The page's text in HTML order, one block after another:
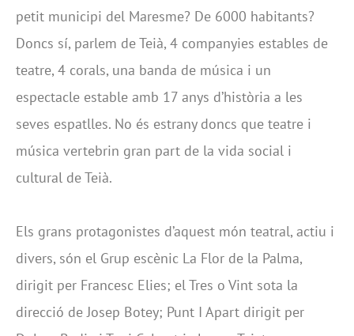
petit municipi del Maresme? De 6000 habitants?
Doncs sí, parlem de Teià, 4 companyies estables de
teatre, 4 corals, una banda de música i un
espectacle estable amb 17 anys d’història a les
seves espatlles. No és estrany doncs que teatre i
música vertebrin gran part de la vida social i
cultural de Teià.
Els grans protagonistes d’aquest món teatral, actiu i
divers, són el Grup escènic La Flor de la Palma,
dirigit per Francesc Elies; el Tres o Vint sota la
direcció de Josep Botey; Punt I Apart dirigit per